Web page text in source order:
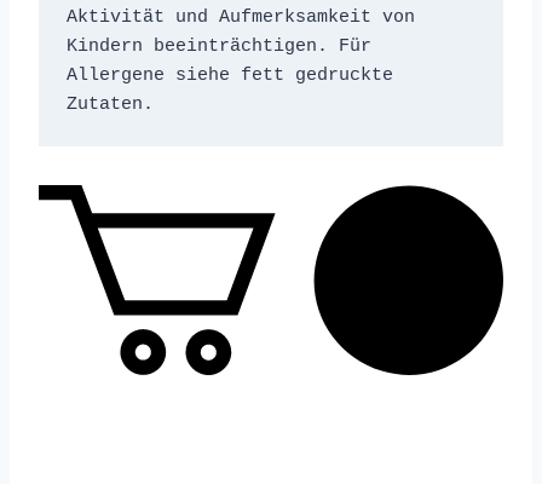
Aktivität und Aufmerksamkeit von
Kindern beeinträchtigen. Für
Allergene siehe fett gedruckte